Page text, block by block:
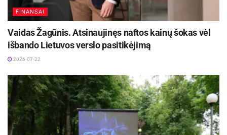
FINANSAI
Vaidas Žagūnis. Atsinaujinęs naftos kainų šokas vėl
išbando Lietuvos verslo pasitikėjimą
2026-07-22